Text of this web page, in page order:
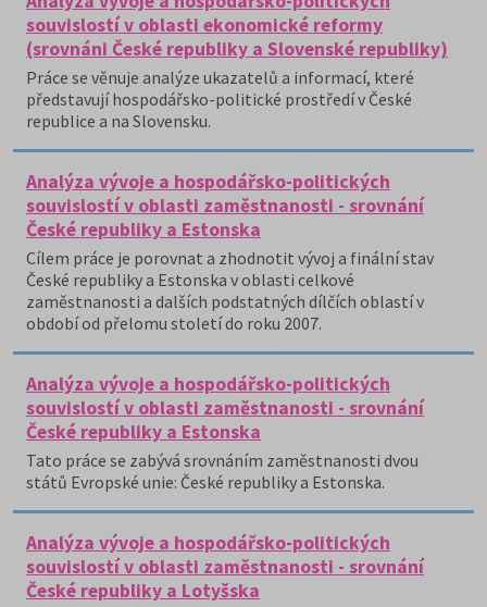
souvislostí v oblasti ekonomické reformy
(srovnáni České republiky a Slovenské republiky)
Práce se věnuje analýze ukazatelů a informací, které
představují hospodářsko-politické prostředí v České
republice a na Slovensku.
Analýza vývoje a hospodářsko-politických
souvislostí v oblasti zaměstnanosti - srovnání
České republiky a Estonska
Cílem práce je porovnat a zhodnotit vývoj a finální stav
České republiky a Estonska v oblasti celkové
zaměstnanosti a dalších podstatných dílčích oblastí v
období od přelomu století do roku 2007.
Analýza vývoje a hospodářsko-politických
souvislostí v oblasti zaměstnanosti - srovnání
České republiky a Estonska
Tato práce se zabývá srovnáním zaměstnanosti dvou
států Evropské unie: České republiky a Estonska.
Analýza vývoje a hospodářsko-politických
souvislostí v oblasti zaměstnanosti - srovnání
České republiky a Lotyšska